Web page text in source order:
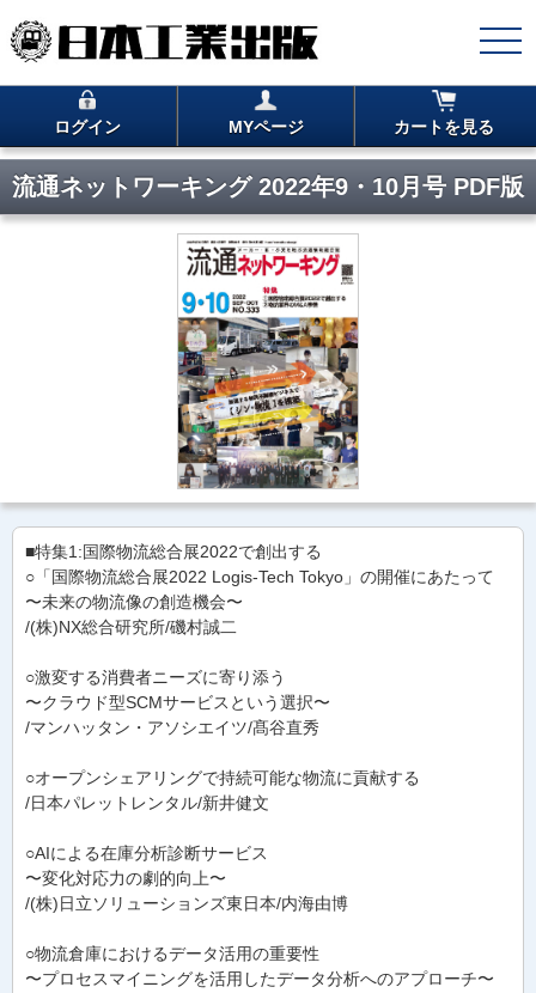
ログイン MYページ カートを見る
流通ネットワーキング 2022年9・10月号 PDF版
■特集1:国際物流総合展2022で創出する
○「国際物流総合展2022 Logis-Tech Tokyo」の開催にあたって
〜未来の物流像の創造機会〜
/(株)NX総合研究所/磯村誠二
○激変する消費者ニーズに寄り添う
〜クラウド型SCMサービスという選択〜
/マンハッタン・アソシエイツ/髙谷直秀
○オープンシェアリングで持続可能な物流に貢献する
/日本パレットレンタル/新井健文
○AIによる在庫分析診断サービス
〜変化対応力の劇的向上〜
/(株)日立ソリューションズ東日本/内海由博
○物流倉庫におけるデータ活用の重要性
〜プロセスマイニングを活用したデータ分析へのアプローチ〜